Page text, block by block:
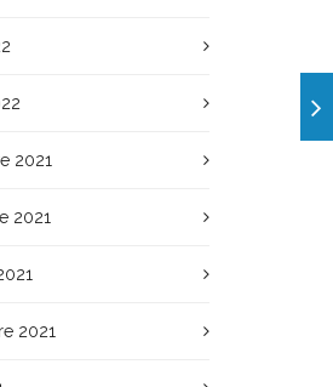
2021
2021
2021